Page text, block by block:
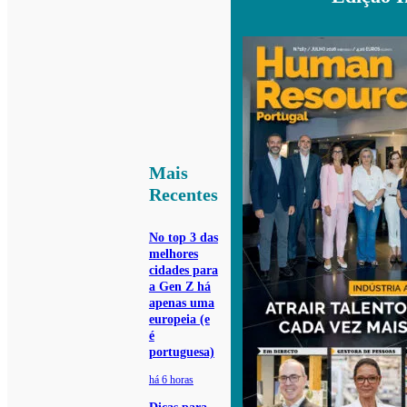
Mais
Recentes
No top 3 das
melhores
cidades para
a Gen Z há
apenas uma
europeia (e
é
portuguesa)
há 6 horas